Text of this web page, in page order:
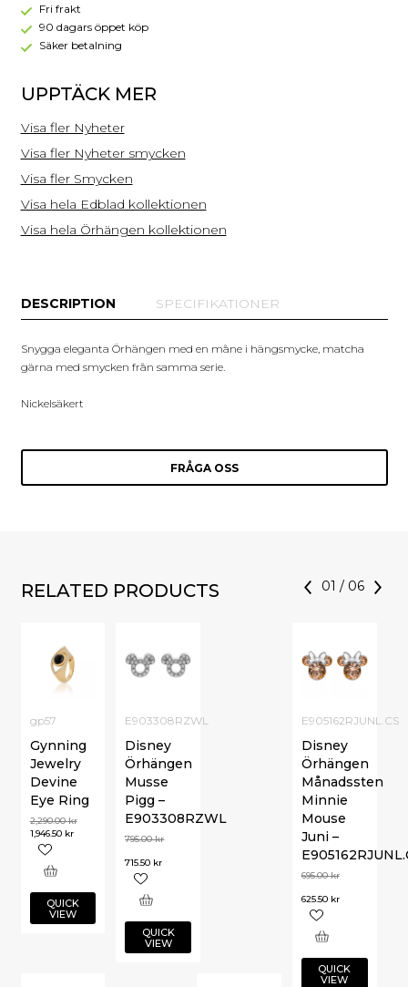
Fri frakt
90 dagars öppet köp
Säker betalning
UPPTÄCK MER
Visa fler Nyheter
Visa fler Nyheter smycken
Visa fler Smycken
Visa hela Edblad kollektionen
Visa hela Örhängen kollektionen
DESCRIPTION SPECIFIKATIONER
Snygga eleganta Örhängen med en måne i hängsmycke, matcha
gärna med smycken från samma serie.
Nickelsäkert
FRÅGA OSS
RELATED PRODUCTS 01 / 06
gp57
Gynning
Jewelry
Devine
Eye Ring
2,290.00kr
1,946.50 kr
QUICK
VIEW
E905162RJUNL.CS
Disney
Örhängen
Månadssten
Minnie
Mouse
Juni –
695.00kr
625.50 kr
QUICK
VIEW
E903308RZWL
Disney
Örhängen
Musse
Pigg –
E903308RZWL
795.00kr
715.50 kr
QUICK
VIEW